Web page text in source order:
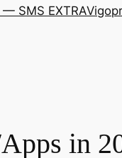
SMS EXTRA
in